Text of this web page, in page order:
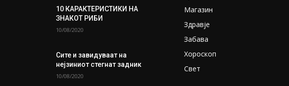
10 КАРАКТЕРИСТИКИ НА
ЗНАКОТ РИБИ
10/08/2020
Сите и завидуваат на
нејзиниот стегнат задник
10/08/2020
Магазин
Здравје
Забава
Хороскоп
Свет